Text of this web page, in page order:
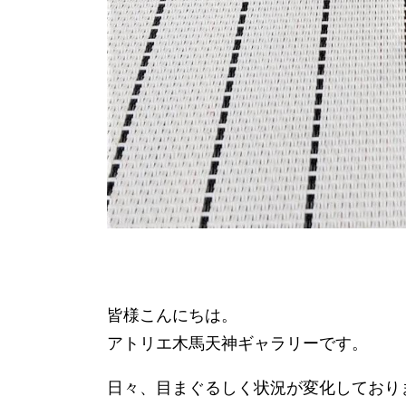
皆様こんにちは。
アトリエ木馬天神ギャラリーです。
日々、目まぐるしく状況が変化しており